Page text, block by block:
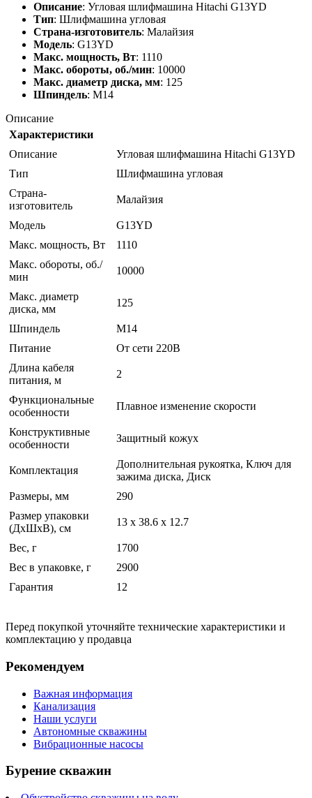
Описание: Угловая шлифмашина Hitachi G13YD
Тип: Шлифмашина угловая
Страна-изготовитель: Малайзия
Модель: G13YD
Макс. мощность, Вт: 1110
Макс. обороты, об./мин: 10000
Макс. диаметр диска, мм: 125
Шпиндель: M14
Описание
Характеристики
Описание
Угловая шлифмашина Hitachi G13YD
Тип
Шлифмашина угловая
Страна-
изготовитель
Малайзия
Модель
G13YD
Макс. мощность, Вт
1110
Макс. обороты, об./
мин
10000
Макс. диаметр
диска, мм
125
Шпиндель
M14
Питание
От сети 220В
Длина кабеля
питания, м
2
Функциональные
особенности
Плавное изменение скорости
Конструктивные
особенности
Защитный кожух
Комплектация
Дополнительная рукоятка, Ключ для
зажима диска, Диск
Размеры, мм
290
Размер упаковки
(ДхШхВ), см
13 x 38.6 x 12.7
Вес, г
1700
Вес в упаковке, г
2900
Гарантия
12
Перед покупкой уточняйте технические характеристики и
комплектацию у продавца
Рекомендуем
Важная информация
Канализация
Наши услуги
Автономные скважины
Вибрационные насосы
Бурение скважин